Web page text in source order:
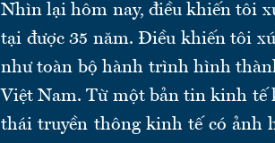
Nhìn lại hôm nay, điều khiến tôi
tại được 35 năm. Điều khiến tôi
như toàn bộ hành trình hình
Việt Nam. Từ một bản tin kinh tế
thái truyền thông kinh tế có ảnh